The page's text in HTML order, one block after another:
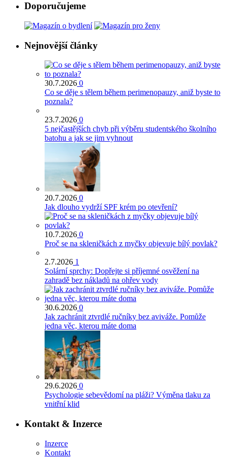
Doporučujeme
Nejnovější články
30.7.2026 0
Co se děje s tělem během perimenopauzy, aniž byste to
poznala?
23.7.2026 0
5 nejčastějších chyb při výběru studentského školního
batohu a jak se jim vyhnout
20.7.2026 0
Jak dlouho vydrží SPF krém po otevření?
10.7.2026 0
Proč se na skleničkách z myčky objevuje bílý povlak?
2.7.2026 1
Solární sprchy: Dopřejte si příjemné osvěžení na
zahradě bez nákladů na ohřev vody
30.6.2026 0
Jak zachránit ztvrdlé ručníky bez aviváže. Pomůže
jedna věc, kterou máte doma
29.6.2026 0
Psychologie sebevědomí na pláži? Výměna tlaku za
vnitřní klid
Kontakt & Inzerce
Inzerce
Kontakt